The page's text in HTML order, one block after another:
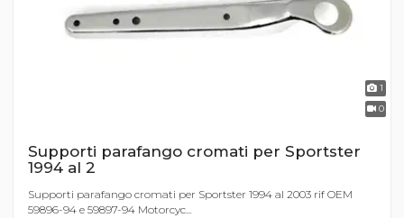
1
0
Supporti parafango cromati per Sportster
1994 al 2
Supporti parafango cromati per Sportster 1994 al 2003 rif OEM
59896-94 e 59897-94 Motorcyc...